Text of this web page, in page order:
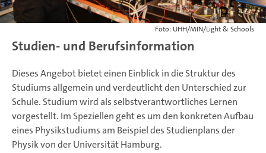
Foto: UHH/MIN/Light & Schools
Studien- und Berufsinformation
Dieses Angebot bietet einen Einblick in die Struktur des
Studiums allgemein und verdeutlicht den Unterschied zur
Schule. Studium wird als selbstverantwortliches Lernen
vorgestellt. Im Speziellen geht es um den konkreten Aufbau
eines Physikstudiums am Beispiel des Studienplans der
Physik von der Universität Hamburg.